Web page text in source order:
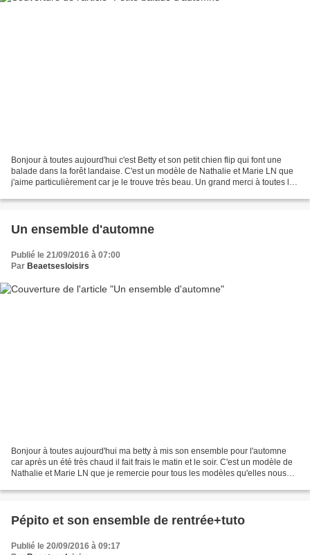
Bonjour à toutes aujourd'hui c'est Betty et son petit chien flip qui font une
balade dans la forêt landaise. C'est un modèle de Nathalie et Marie LN que
j'aime particulièrement car je le trouve très beau. Un grand merci à toutes les
Un ensemble d'automne
Publié le 21/09/2016 à 07:00
Par Beaetsesloisirs
Bonjour à toutes aujourd'hui ma betty à mis son ensemble pour l'automne
car après un été très chaud il fait frais le matin et le soir. C'est un modèle de
Nathalie et Marie LN que je remercie pour tous les modèles qu'elles nous
Pépito et son ensemble de rentrée+tuto
Publié le 20/09/2016 à 09:17